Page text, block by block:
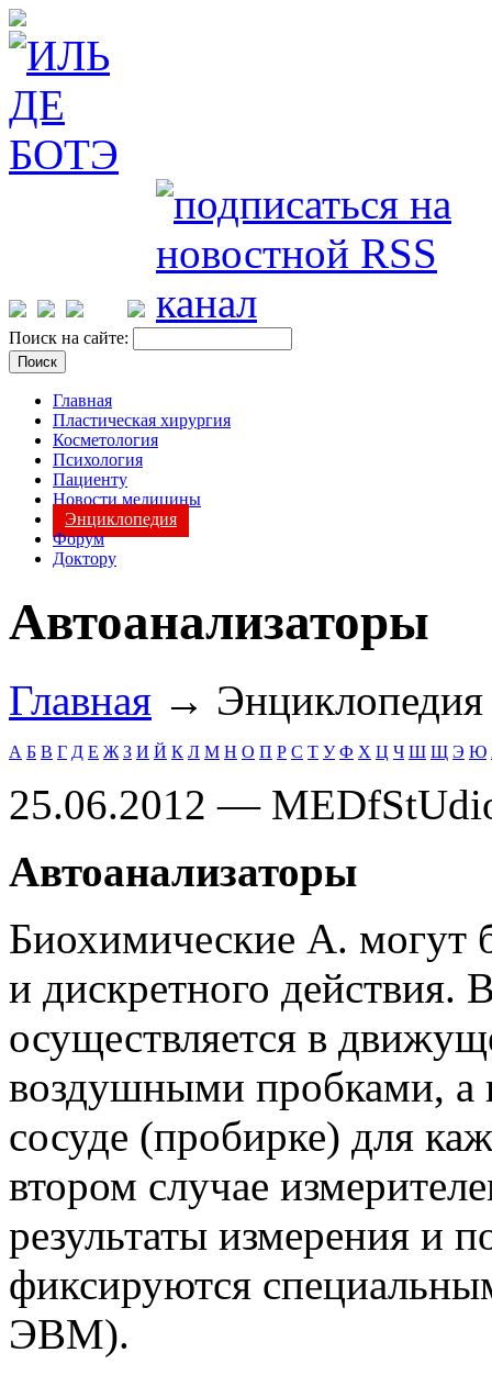
Поиск на сайте:
Главная
Пластическая хирургия
Косметология
Психология
Пациенту
Новости медицины
Энциклопедия
Форум
Доктору
Автоанализаторы
Главная →
А Б В Г Д Е Ж З И Й К Л М Н О П Р С Т У Ф Х Ц Ч Ш Щ Э Ю
25.06.2012 —
Автоанализаторы
Биохимические А. могут
и дискретного действия.
осуществляется в
воздушными пробками, а
сосуде (пробирке) для
втором случае
результаты измерения и
фиксируются
ЭВМ).